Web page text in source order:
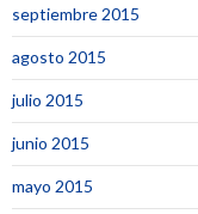
septiembre 2015
agosto 2015
julio 2015
junio 2015
mayo 2015